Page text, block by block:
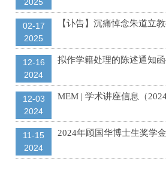
02-17
2025
【讣告】沉痛悼念朱道立
12-16
2024
拟作学籍处理的陈述通知
12-03
2024
MEM | 学术讲座信息（
11-15
2024
2024年顾国华博士生奖学